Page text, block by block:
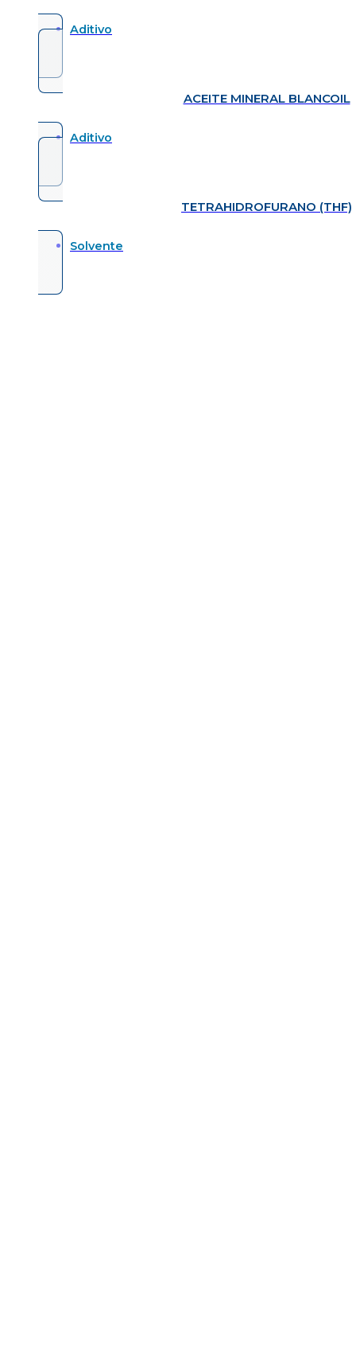
Aditivo
ACEITE MINERAL BLANCOIL
Aditivo
TETRAHIDROFURANO (THF)
Solvente